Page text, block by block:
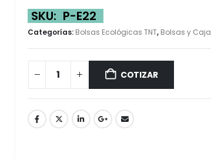
SKU: P-E22
Categorías: Bolsas Ecológicas TNT, Bolsas y
COTIZAR